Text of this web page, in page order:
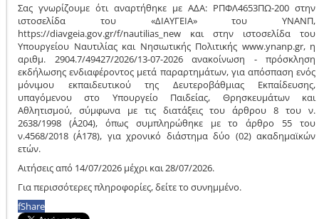
Σας γνωρίζουμε ότι αναρτήθηκε με ΑΔΑ: ΡΠΦΛ4653ΠΩ-200 στην
ιστοσελίδα του «ΔΙΑΥΓΕΙΑ» του ΥΝΑΝΠ,
https://diavgeia.gov.gr/f/nautilias_new και στην ιστοσελίδα του
Υπουργείου Ναυτιλίας και Νησιωτικής Πολιτικής www.ynanp.gr, η
αριθμ. 2904.7/49427/2026/13-07-2026 ανακοίνωση - πρόσκληση
εκδήλωσης ενδιαφέροντος μετά παραρτημάτων, για απόσπαση ενός
μόνιμου εκπαιδευτικού της Δευτεροβάθμιας Εκπαίδευσης,
υπαγόμενου στο Υπουργείο Παιδείας, Θρησκευμάτων και
Αθλητισμού, σύμφωνα με τις διατάξεις του άρθρου 8 του ν.
2638/1998 (Α΄204), όπως συμπληρώθηκε με το άρθρο 55 του
ν.4568/2018 (Α΄178), για χρονικό διάστημα δύο (02) ακαδημαϊκών
ετών.
Αιτήσεις από 14/07/2026 μέχρι και 28/07/2026.
Για περισσότερες πληροφορίες, δείτε το συνημμένο.
fShare